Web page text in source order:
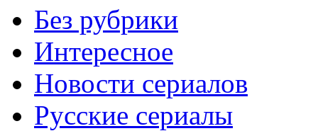
Без рубрики
Интересное
Новости сериалов
Русские сериалы